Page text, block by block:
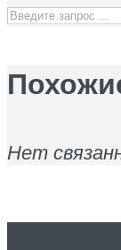
Нет